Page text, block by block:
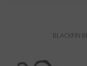
Search
BLACKFIN